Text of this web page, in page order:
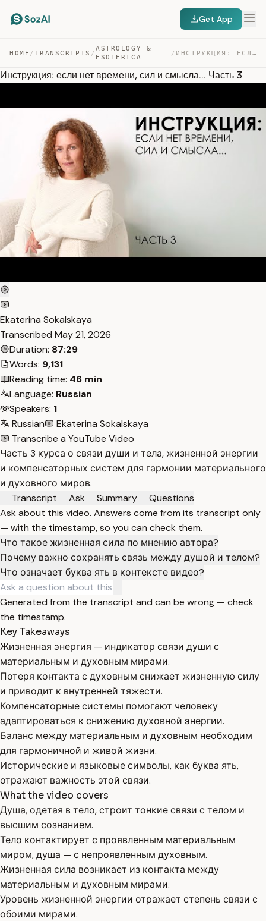
Get App
HOME / TRANSCRIPTS /
ASTROLOGY &
ESOTERICA
/ ИНСТРУКЦИЯ: ЕСЛИ НЕТ ВРЕМЕНИ, СИЛ И СМЫСЛА… ЧАСТЬ 3 — TRANSCRIPT
Инструкция: если нет времени, сил и смысла... Часть 3
Ekaterina Sokalskaya
Transcribed May 21, 2026
Duration: 87:29
Words: 9,131
Reading time: 46 min
Language: Russian
Speakers: 1
Russian
Ekaterina Sokalskaya
Transcribe a YouTube Video
Часть 3 курса о связи души и тела, жизненной энергии
и компенсаторных систем для гармонии материального
и духовного миров.
Transcript
Ask Summary
Questions
Ask about this video. Answers come from its transcript only
— with the timestamp, so you can check them.
Что такое жизненная сила по мнению автора?
Почему важно сохранять связь между душой и телом?
Что означает буква ять в контексте видео?
Generated from the transcript and can be wrong — check
the timestamp.
Key Takeaways
Жизненная энергия — индикатор связи души с
материальным и духовным мирами.
Потеря контакта с духовным снижает жизненную силу
и приводит к внутренней тяжести.
Компенсаторные системы помогают человеку
адаптироваться к снижению духовной энергии.
Баланс между материальным и духовным необходим
для гармоничной и живой жизни.
Исторические и языковые символы, как буква ять,
отражают важность этой связи.
What the video covers
Душа, одетая в тело, строит тонкие связи с телом и
высшим сознанием.
Тело контактирует с проявленным материальным
миром, душа — с непроявленным духовным.
Жизненная сила возникает из контакта между
материальным и духовным мирами.
Уровень жизненной энергии отражает степень связи с
обоими мирами.